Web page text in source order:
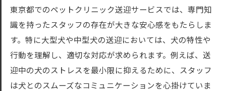
東京都でのペットクリニック送迎サービスでは、専門知
識を持ったスタッフの存在が大きな安心感をもたらしま
す。特に大型犬や中型犬の送迎においては、犬の特性や
行動を理解し、適切な対応が求められます。例えば、送
迎中の犬のストレスを最小限に抑えるために、スタッフ
は犬とのスムーズなコミュニケーションを心掛けていま